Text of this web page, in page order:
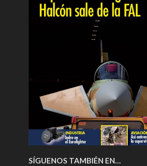
SÍGUENOS TAMBIÉN EN…